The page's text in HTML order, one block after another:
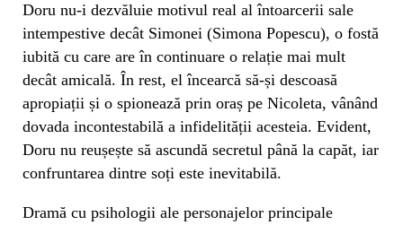
Doru nu-i dezvăluie motivul real al întoarcerii sale
intempestive decât Simonei (Simona Popescu), o fostă
iubită cu care are în continuare o relație mai mult
decât amicală. În rest, el încearcă să-și descoasă
apropiații și o spionează prin oraș pe Nicoleta, vânând
dovada incontestabilă a infidelității acesteia. Evident,
Doru nu reușește să ascundă secretul până la capăt, iar
confruntarea dintre soți este inevitabilă.
Dramă cu psihologii ale personajelor principale